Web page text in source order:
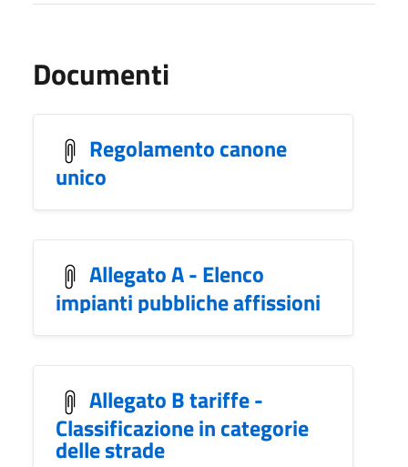
Documenti
Regolamento canone
unico
Allegato A - Elenco
impianti pubbliche affissioni
Allegato B tariffe -
Classificazione in categorie
delle strade